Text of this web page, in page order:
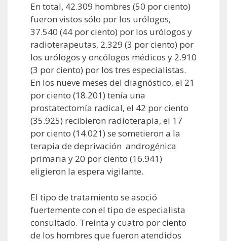
En total, 42.309 hombres (50 por ciento)
fueron vistos sólo por los urólogos,
37.540 (44 por ciento) por los urólogos y
radioterapeutas, 2.329 (3 por ciento) por
los urólogos y oncólogos médicos y 2.910
(3 por ciento) por los tres especialistas.
En los nueve meses del diagnóstico, el 21
por ciento (18.201) tenía una
prostatectomía radical, el 42 por ciento
(35.925) recibieron radioterapia, el 17
por ciento (14.021) se sometieron a la
terapia de deprivación androgénica
primaria y 20 por ciento (16.941)
eligieron la espera vigilante.
El tipo de tratamiento se asoció
fuertemente con el tipo de especialista
consultado. Treinta y cuatro por ciento
de los hombres que fueron atendidos